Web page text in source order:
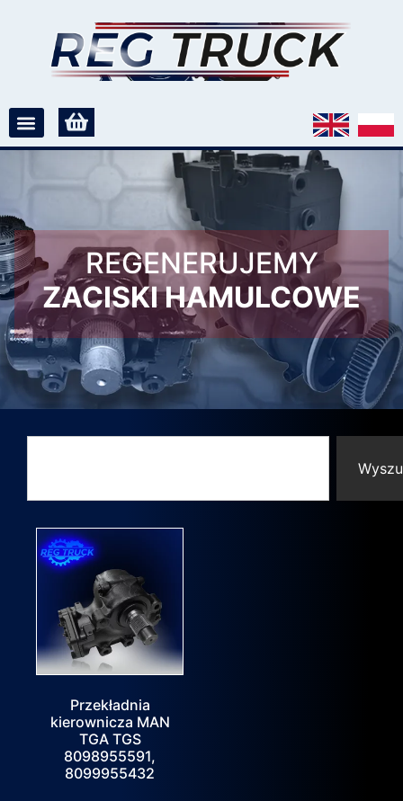
REGENERUJEMY
ZACISKI HAMULCOWE
Przekładnia
kierownicza MAN
TGA TGS
8098955591,
8099955432